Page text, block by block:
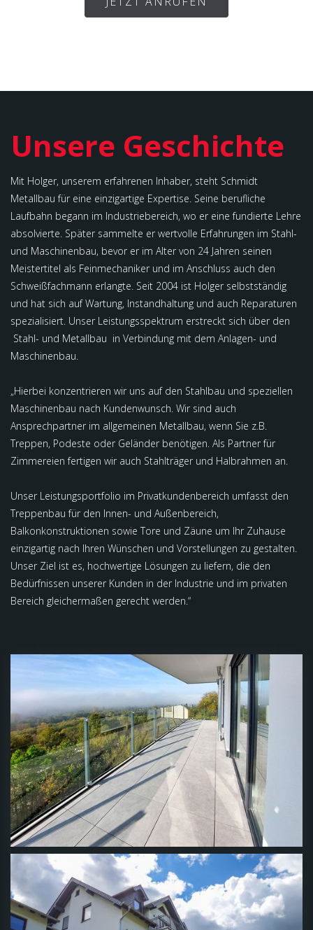
Unsere Geschichte
Mit Holger, unserem erfahrenen Inhaber, steht Schmidt
Metallbau für eine einzigartige Expertise. Seine berufliche
Laufbahn begann im Industriebereich, wo er eine fundierte Lehre
absolvierte. Später sammelte er wertvolle Erfahrungen im Stahl-
und Maschinenbau, bevor er im Alter von 24 Jahren seinen
Meistertitel als Feinmechaniker und im Anschluss auch den
Schweißfachmann erlangte. Seit 2004 ist Holger selbstständig
und hat sich auf Wartung, Instandhaltung und auch Reparaturen
spezialisiert. Unser Leistungsspektrum erstreckt sich über den
Stahl- und Metallbau in Verbindung mit dem Anlagen- und
Maschinenbau.
„Hierbei konzentrieren wir uns auf den Stahlbau und speziellen
Maschinenbau nach Kundenwunsch. Wir sind auch
Ansprechpartner im allgemeinen Metallbau, wenn Sie z.B.
Treppen, Podeste oder Geländer benötigen. Als Partner für
Zimmereien fertigen wir auch Stahlträger und Halbrahmen an.
Unser Leistungsportfolio im Privatkundenbereich umfasst den
Treppenbau für den Innen- und Außenbereich,
Balkonkonstruktionen sowie Tore und Zäune um Ihr Zuhause
einzigartig nach Ihren Wünschen und Vorstellungen zu gestalten.
Unser Ziel ist es, hochwertige Lösungen zu liefern, die den
Bedürfnissen unserer Kunden in der Industrie und im privaten
Bereich gleichermaßen gerecht werden.“